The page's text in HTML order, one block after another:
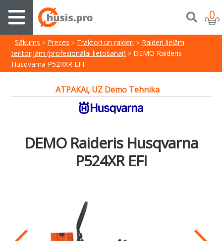
0
Sākums Preces Traktori un raideri
Raideri lielām
teritorijām (profesionālai lietošanai)
DEMO Raideris
Husqvarna P524XR EFI
ATPAKAĻ UZ Demo Tehnika
DEMO Raideris Husqvarna
P524XR EFI